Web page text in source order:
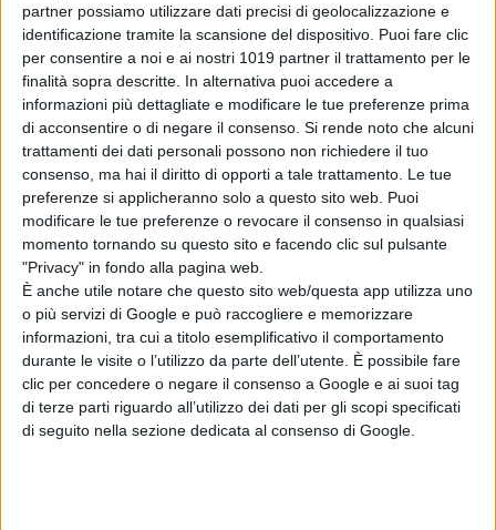
partner possiamo utilizzare dati precisi di geolocalizzazione e
identificazione tramite la scansione del dispositivo. Puoi fare clic
per consentire a noi e ai nostri 1019 partner il trattamento per le
finalità sopra descritte. In alternativa puoi accedere a
informazioni più dettagliate e modificare le tue preferenze prima
di acconsentire o di negare il consenso. Si rende noto che alcuni
trattamenti dei dati personali possono non richiedere il tuo
consenso, ma hai il diritto di opporti a tale trattamento. Le tue
preferenze si applicheranno solo a questo sito web. Puoi
modificare le tue preferenze o revocare il consenso in qualsiasi
momento tornando su questo sito e facendo clic sul pulsante
"Privacy" in fondo alla pagina web.
È anche utile notare che questo sito web/questa app utilizza uno
o più servizi di Google e può raccogliere e memorizzare
informazioni, tra cui a titolo esemplificativo il comportamento
durante le visite o l’utilizzo da parte dell’utente. È possibile fare
clic per concedere o negare il consenso a Google e ai suoi tag
di terze parti riguardo all’utilizzo dei dati per gli scopi specificati
di seguito nella sezione dedicata al consenso di Google.